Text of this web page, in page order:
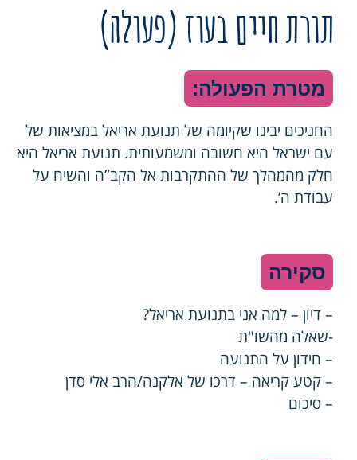
תורת חיים בעוז (פעולה)
מטרת הפעולה:
החניכים יבינו שקיומה של תנועת אריאל במציאות של
עם ישראל היא חשובה ומשמעותית. תנועת אריאל היא
חלק מהמהלך של ההתקרבות אל הקב”ה והשיח על
עבודת ה’.
סקירה
– דיון – למה אני בתנועת אריאל?
-שאלה מהשו"ת
– חידון על התנועה
– קטע קריאה – דרכו של אלקנה/הרב אלי סדן
– סיכום